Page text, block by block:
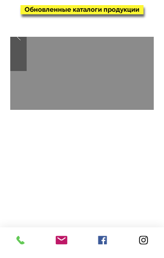
Обновленные каталоги продукции